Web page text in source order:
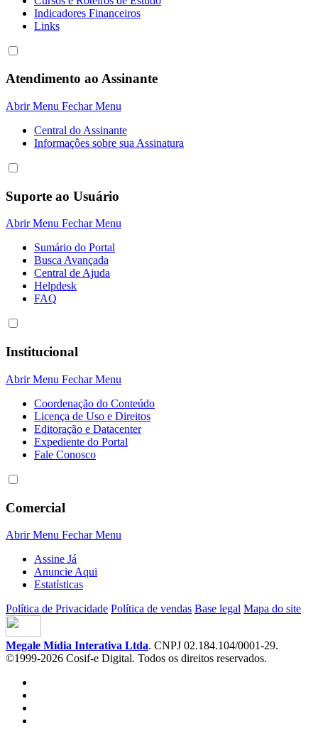
Indicadores Financeiros
Links
Atendimento ao Assinante
Abrir Menu Fechar Menu
Central do Assinante
Informaçôes sobre sua Assinatura
Suporte ao Usuário
Abrir Menu Fechar Menu
Sumário do Portal
Busca Avançada
Central de Ajuda
Helpdesk
FAQ
Institucional
Abrir Menu Fechar Menu
Coordenação do Conteúdo
Licença de Uso e Direitos
Editoração e Datacenter
Expediente do Portal
Fale Conosco
Comercial
Abrir Menu Fechar Menu
Assine Já
Anuncie Aqui
Estatísticas
Política de Privacidade Política de vendas Base legal Mapa do site
Megale Mídia Interativa Ltda. CNPJ 02.184.104/0001-29.
©1999-2026 Cosif-e Digital. Todos os direitos reservados.